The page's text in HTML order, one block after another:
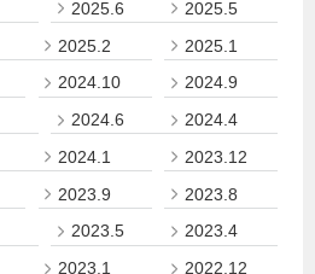
2025.6
2025.5
2025.2
2025.1
2024.10
2024.9
2024.6
2024.4
2024.1
2023.12
2023.9
2023.8
2023.5
2023.4
2023.1
2022.12